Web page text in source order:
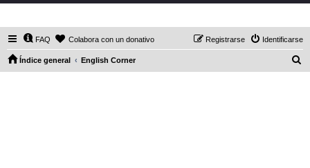
FAQ Colabora con un donativo Identificarse
Registrarse
Índice general English Corner